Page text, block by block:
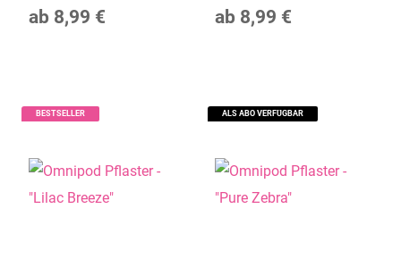
ab 8,99 € ab 8,99 €
BESTSELLER ALS ABO VERFÜGBAR